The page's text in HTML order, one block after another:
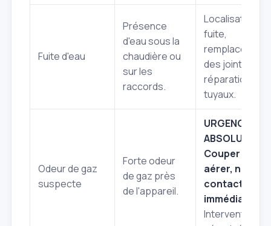
Fuite d'eau
Présence
d'eau sous la
chaudière ou
sur les
raccords.
Localisation
fuite,
remplacement
des joints,
réparation des
tuyaux.
Odeur de gaz
suspecte
Forte odeur
de gaz près
de l'appareil.
URGENCE
ABSOLUE:
Couper le
aérer, nous
contacter
Intervention